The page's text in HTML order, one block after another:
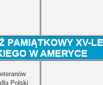
PAMIĄTKOWY XV-
W AMERYCE
Polski